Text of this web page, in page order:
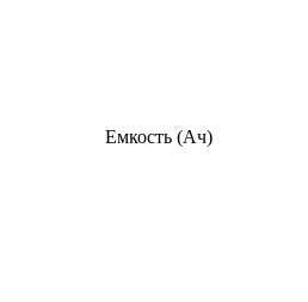
Емкость (Ач)